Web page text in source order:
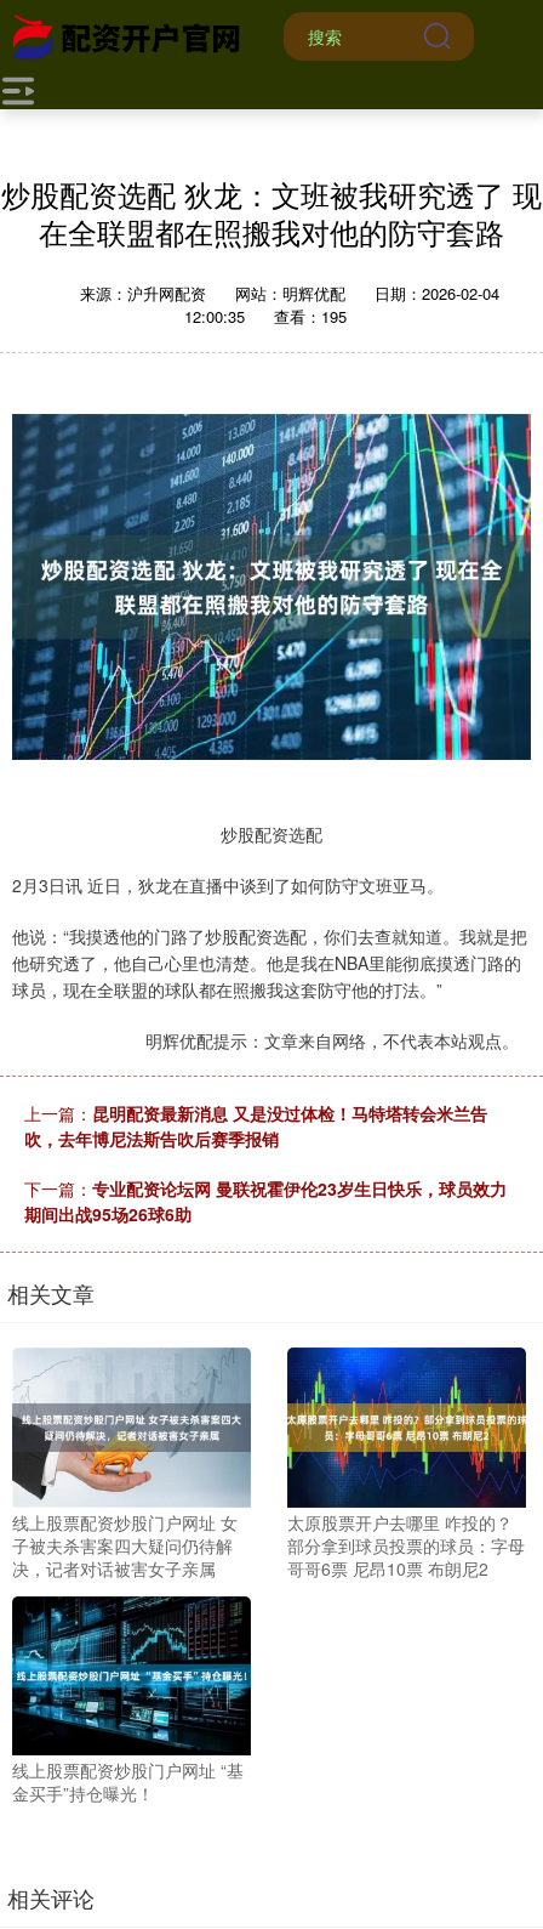
炒股配资选配 狄龙：文班被我研究透了 现
在全联盟都在照搬我对他的防守套路
来源：沪升网配资 网站：明辉优配
日期：2026-02-04
12:00:35
查看：195
炒股配资选配
2月3日讯 近日，狄龙在直播中谈到了如何防守文班亚马。
他说：“我摸透他的门路了炒股配资选配，你们去查就知道。我就是把
他研究透了，他自己心里也清楚。他是我在NBA里能彻底摸透门路的
球员，现在全联盟的球队都在照搬我这套防守他的打法。”
明辉优配提示：文章来自网络，不代表本站观点。
上一篇： 昆明配资最新消息 又是没过体检！马特塔转会米兰告
吹，去年博尼法斯告吹后赛季报销
下一篇： 专业配资论坛网 曼联祝霍伊伦23岁生日快乐，球员效力
期间出战95场26球6助
相关文章
线上股票配资炒股门户网址 女
子被夫杀害案四大疑问仍待解
决，记者对话被害女子亲属
太原股票开户去哪里 咋投的？
部分拿到球员投票的球员：字母
哥哥6票 尼昂10票 布朗尼2
线上股票配资炒股门户网址 “基
金买手”持仓曝光！
相关评论